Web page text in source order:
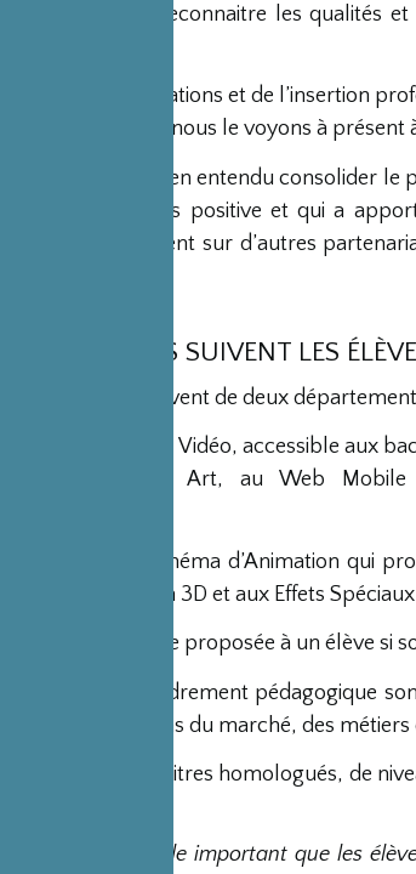
faire connaitre et reconnaitre les qualités
La qualité des formations et de l’insertion
en France. L’avenir, nous le voyons à présent
Nous souhaitons bien entendu consolider le
une expérience très positive et qui a
travaillons également sur d’autres
QUELS CURSUS SUIVENT LES
Les formations relèvent de deux
Le département Jeu Vidéo, accessible aux
Design, au Game Art, au Web
Le département Cinéma d’Animation qui
Cinéma d’Animation 3D et aux Effets
Une Prépa peut être proposée à un élève si
Les cours et l’encadrement pédagogique
au fait des évolutions du marché, des
L’école délivre des titres homologués, de
« Il me semble important que les